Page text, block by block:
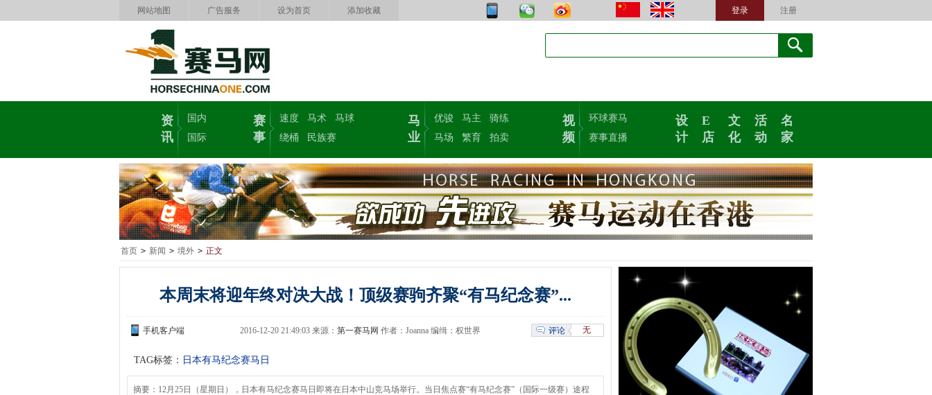
注册
登录
网站地图 广告服务 设为首页 添加收藏
资
讯
国内
国际
赛
事
速度 马术
马球
绕桶
民族赛
马
业
优骏 马主
骑练
马场
繁育 拍卖
视
频
环球赛马
赛事直播
设
计
E
店
文
化
活
动
名
家
首页 > 新闻 > 境外 > 正文
本周末将迎年终对决大战！顶级赛驹齐聚“有马纪念赛”...
评论 无
手机客户端 2016-12-20 21:49:03 来源： 第一赛马网 作者：Joanna 编缉：权世界
TAG标签： 日本有马纪念赛马日
摘要：12月25日（星期日），日本有马纪念赛马日即将在日本中山竞马场举行。当日焦点赛“有马纪念赛”（国际一级赛）途程